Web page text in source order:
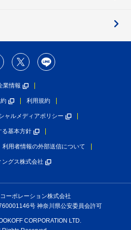
業情報
利用規約
ャルメディアポリシー
る基本方針
利用者情報の外部送信について
グス株式会社
ーポレーション株式会社
号 神奈川県公安委員会許可
CORPORATION LTD.